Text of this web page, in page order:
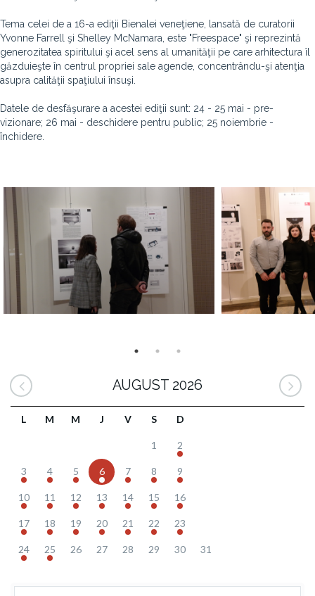
Tema celei de a 16-a ediţii Bienalei veneţiene, lansată de curatorii
Yvonne Farrell şi Shelley McNamara, este "Freespace" şi reprezintă
generozitatea spiritului şi acel sens al umanităţii pe care arhitectura îl
găzduieşte în centrul propriei sale agende, concentrându-şi atenţia
asupra calităţii spaţiului însuşi.
Datele de desfăşurare a acestei ediţii sunt: 24 - 25 mai - pre-
vizionare; 26 mai - deschidere pentru public; 25 noiembrie -
închidere.
AUGUST 2026
L M M J V S D
1 2
3 4 5 6 7 8 9
10 11 12 13 14 15 16
17 18 19 20 21 22 23
24 25 26 27 28 29 30 31